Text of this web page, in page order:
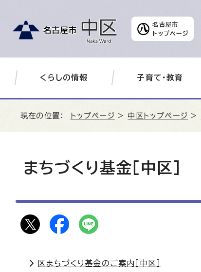
名古屋市
トップページ
くらしの情報 子育て・教育
現在の位置： トップページ > 中区トップページ >
まちづくり基金［中区］
区まちづくり基金のご案内［中区］